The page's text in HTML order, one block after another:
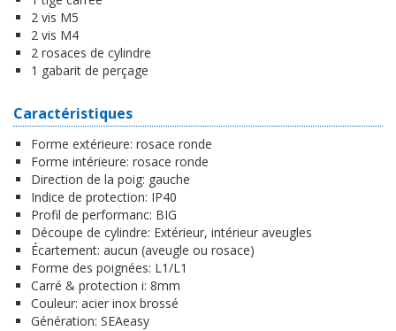
2 vis M5
2 vis M4
2 rosaces de cylindre
1 gabarit de perçage
Caractéristiques
Forme extérieure: rosace ronde
Forme intérieure: rosace ronde
Direction de la poig: gauche
Indice de protection: IP40
Profil de performanc: BIG
Découpe de cylindre: Extérieur, intérieur aveugles
Écartement: aucun (aveugle ou rosace)
Forme des poignées: L1/L1
Carré & protection i: 8mm
Couleur: acier inox brossé
Génération: SEAeasy